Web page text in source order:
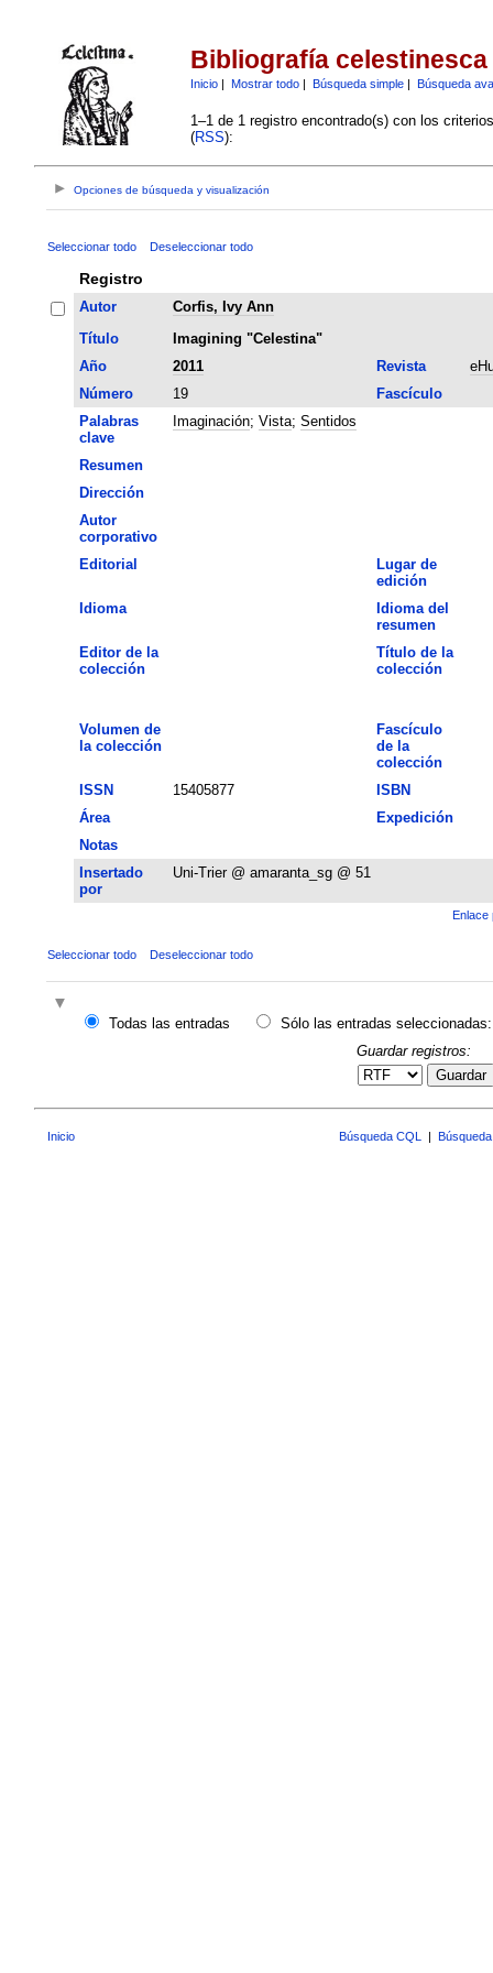
Bibliografía celestinesca
Inicio| Mostrar todo| Búsqueda simple| Búsqueda
1–1 de 1 registro encontrado(s) con los
(RSS):
Opciones de búsqueda y visualización
Seleccionar todo Deseleccionar todo
Registro
Autor
Corfis, Ivy Ann
Título
Imagining "Celestina"
Año
2011 Revista
Número
19
Fascículo
Palabras
clave
Imaginación; Vista; Sentidos
Resumen
Dirección
Autor
corporativo
Editorial
Lugar de
edición
Idioma
Idioma del
resumen
Editor de la
colección
Título de la
colección
Volumen de
la colección
Fascículo
de la
colección
ISSN
15405877
ISBN
Área
Expedición
Notas
Insertado
por
Uni-Trier @ amaranta_sg @ 51
Enlace
Seleccionar todo Deseleccionar todo
Todas las entradas
Sólo las entradas seleccionadas:
Guardar registros:
Guardar
Inicio Búsqueda CQL